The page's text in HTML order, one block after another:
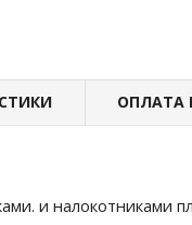
ОПЛАТА
и налокотниками